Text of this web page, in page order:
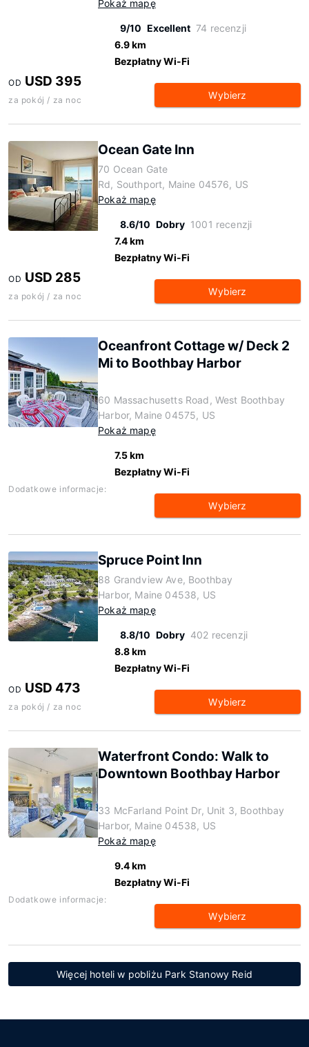
Pokaż mapę
9/10 Excellent 74 recenzji
6.9 km
Bezpłatny Wi-Fi
OD USD 395
za pokój / za noc Wybierz
Ocean Gate Inn
70 Ocean Gate
Rd, Southport, Maine 04576, US
Pokaż mapę
8.6/10 Dobry 1001 recenzji
7.4 km
Bezpłatny Wi-Fi
OD USD 285
za pokój / za noc Wybierz
Oceanfront Cottage w/ Deck 2
Mi to Boothbay Harbor
60 Massachusetts Road, West Boothbay
Harbor, Maine 04575, US
Pokaż mapę
7.5 km
Bezpłatny Wi-Fi
Dodatkowe informacje:
Wybierz
Spruce Point Inn
88 Grandview Ave, Boothbay
Harbor, Maine 04538, US
Pokaż mapę
8.8/10 Dobry 402 recenzji
8.8 km
Bezpłatny Wi-Fi
OD USD 473
za pokój / za noc Wybierz
Waterfront Condo: Walk to
Downtown Boothbay Harbor
33 McFarland Point Dr, Unit 3, Boothbay
Harbor, Maine 04538, US
Pokaż mapę
9.4 km
Bezpłatny Wi-Fi
Dodatkowe informacje:
Wybierz
Więcej hoteli w pobliżu Park Stanowy Reid